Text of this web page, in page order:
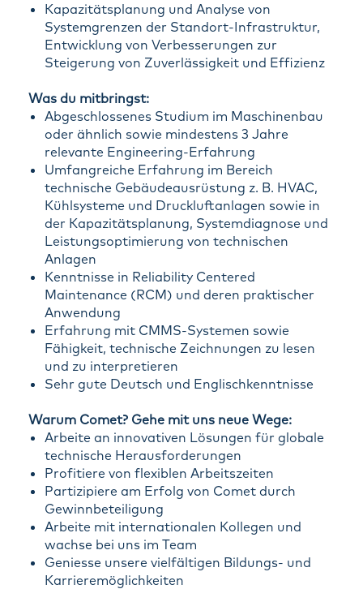
Kapazitätsplanung und Analyse von
Systemgrenzen der Standort-Infrastruktur,
Entwicklung von Verbesserungen zur
Steigerung von Zuverlässigkeit und Effizienz
Was du mitbringst:
Abgeschlossenes Studium im Maschinenbau
oder ähnlich sowie mindestens 3 Jahre
relevante Engineering-Erfahrung
Umfangreiche Erfahrung im Bereich
technische Gebäudeausrüstung z. B. HVAC,
Kühlsysteme und Druckluftanlagen sowie in
der Kapazitätsplanung, Systemdiagnose und
Leistungsoptimierung von technischen
Anlagen
Kenntnisse in Reliability Centered
Maintenance (RCM) und deren praktischer
Anwendung
Erfahrung mit CMMS-Systemen sowie
Fähigkeit, technische Zeichnungen zu lesen
und zu interpretieren
Sehr gute Deutsch und Englischkenntnisse
Warum Comet? Gehe mit uns neue Wege:
Arbeite an innovativen Lösungen für globale
technische Herausforderungen
Profitiere von flexiblen Arbeitszeiten
Partizipiere am Erfolg von Comet durch
Gewinnbeteiligung
Arbeite mit internationalen Kollegen und
wachse bei uns im Team
Geniesse unsere vielfältigen Bildungs- und
Karrieremöglichkeiten